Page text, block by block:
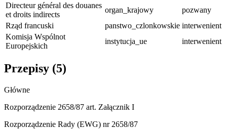
Directeur général des douanes
et droits indirects
organ_krajowy
pozwany
Rząd francuski
panstwo_czlonkowskie interwenient
Komisja Wspólnot
Europejskich
instytucja_ue interwenient
Przepisy (5)
Główne
Rozporządzenie 2658/87 art. Załącznik I
Rozporządzenie Rady (EWG) nr 2658/87